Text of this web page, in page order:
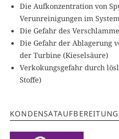
Die Aufkonzentration von
Verunreinigungen im System
Die Gefahr des
Die Gefahr der Ablagerung
der Turbine (Kieselsäure)
Verkokungsgefahr durch
Stoffe)